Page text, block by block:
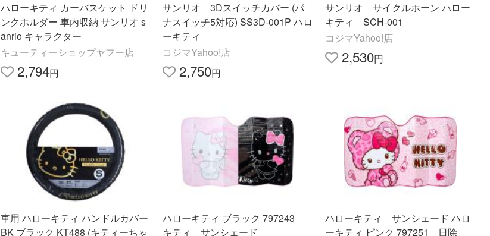
ハローキティ カーバスケット ドリ
ンクホルダー 車内収納 サンリオ s
anrio キャラクター
キューティーショップヤフー店
2,794円
サンリオ 3Dスイッチカバー (パ
ナスイッチ5対応) SS3D-001P ハロ
ーキティ
コジマYahoo!店
2,750円
サンリオ サイクルホーン ハロー
キティ SCH-001
コジマYahoo!店
2,530円
車用 ハローキティ ハンドルカバー
BK ブラック KT488 (キティーちゃ
ハローキティ ブラック 797243
キティ サンシェード
ハローキティ サンシェード ハロ
ーキティ ピンク 797251 日除